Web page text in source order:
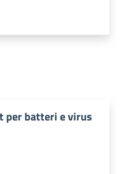
batteri e virus